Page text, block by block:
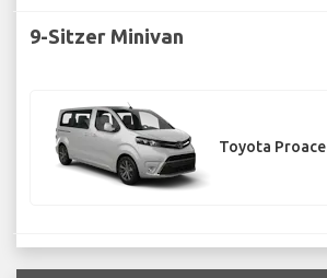
9-Sitzer Minivan
Toyota Proace